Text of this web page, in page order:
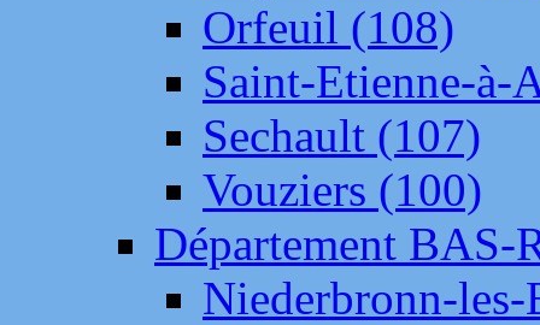
Orfeuil (108)
Saint-Etienne-à-
Sechault (107)
Vouziers (100)
Département BAS-
Niederbronn-